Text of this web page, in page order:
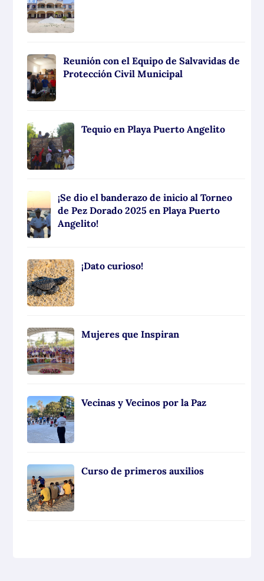
Reunión con el Equipo de Salvavidas de
Protección Civil Municipal
Tequio en Playa Puerto Angelito
¡Se dio el banderazo de inicio al Torneo
de Pez Dorado 2025 en Playa Puerto
Angelito!
¡Dato curioso!
Mujeres que Inspiran
Vecinas y Vecinos por la Paz
Curso de primeros auxilios